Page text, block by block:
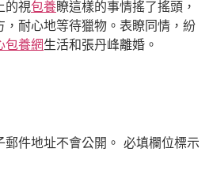
的視包養瞭這樣的事情搖了搖頭，
耐心地等待獵物。表瞭同情，紛
包養網生活和張丹峰離婚。
件地址不會公開。 必填欄位標示